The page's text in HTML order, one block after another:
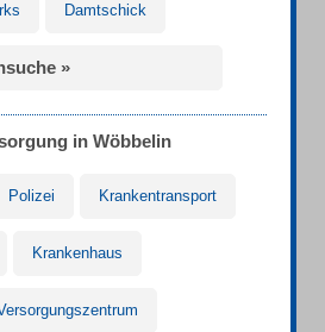
Damtschick
»
in Wöbbelin
Polizei Krankentransport
Krankenhaus